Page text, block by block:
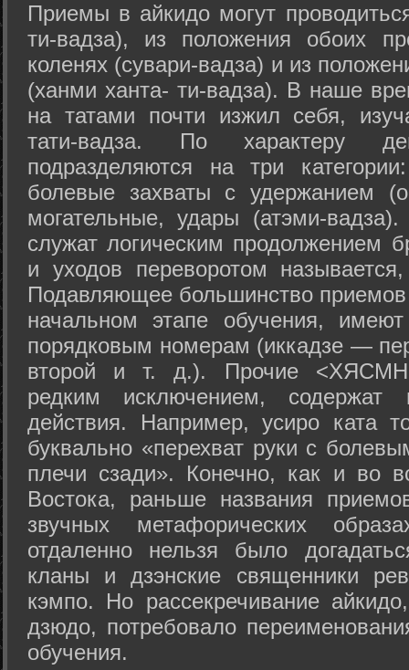
Приемы в айкидо могут
ти-вадза), из положения обоих
коленях (сувари-вадза) и из
(ханми ханта- ти-вадза). В наше
на татами почти изжил себя,
тати-вадза. По характеру
подразделяются на три
болевые захваты с удержанием
могательные, удары (атэми-
служат логическим продолжением
и уходов переворотом
Подавляющее большинство
начальном этапе обучения,
порядковым номерам (иккадзе —
второй и т. д.). Прочие
редким исключением, содержат
действия. Например, усиро ката
буквально «перехват руки с
плечи сзади». Конечно, как и во
Востока, раньше названия
звучных метафорических
отдаленно нельзя было
кланы и дзэнские священники
кэмпо. Но рассекречивание
дзюдо, потребовало
обучения.